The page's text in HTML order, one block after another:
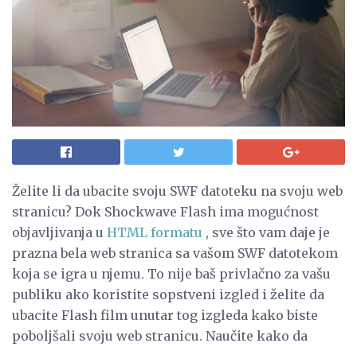
Želite li da ubacite svoju SWF datoteku na svoju web
stranicu? Dok Shockwave Flash ima mogućnost
objavljivanja u HTML formatu , sve što vam daje je
prazna bela web stranica sa vašom SWF datotekom
koja se igra u njemu. To nije baš privlačno za vašu
publiku ako koristite sopstveni izgled i želite da
ubacite Flash film unutar tog izgleda kako biste
poboljšali svoju web stranicu. Naučite kako da